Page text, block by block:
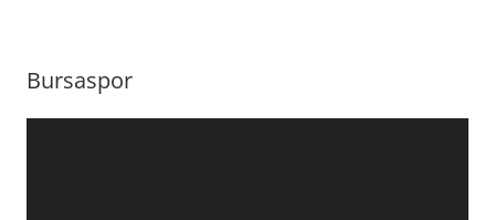
futbol
haberleri,
Bursaspor